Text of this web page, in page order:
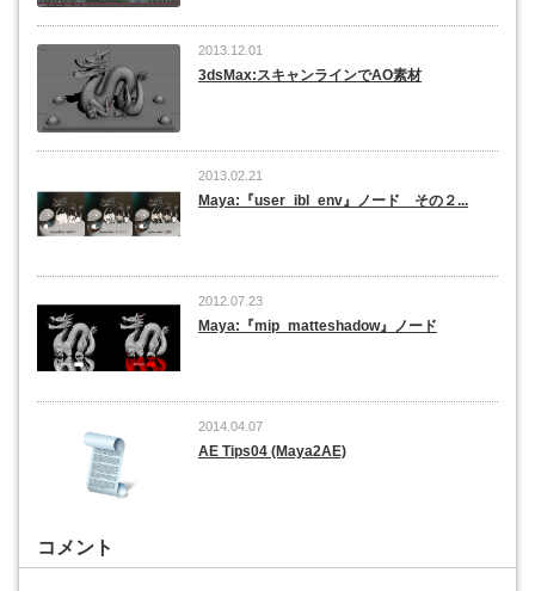
2013.12.01
3dsMax:スキャンラインでAO素材
2013.02.21
Maya:『user_ibl_env』ノード その２...
2012.07.23
Maya:『mip_matteshadow』ノード
2014.04.07
AE Tips04 (Maya2AE)
コメント